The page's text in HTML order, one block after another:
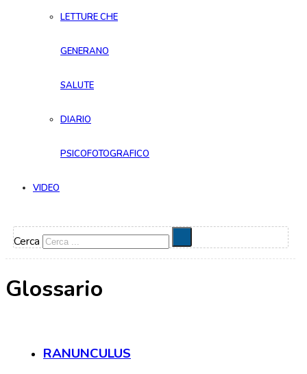
LETTURE CHE
GENERANO
SALUTE
DIARIO
PSICOFOTOGRAFICO
VIDEO
Cerca
Glossario
RANUNCULUS